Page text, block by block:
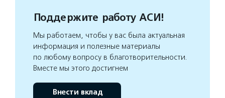
Поддержите работу АСИ!
Мы работаем, чтобы у вас была актуальная
информация и полезные материалы
по любому вопросу в благотворительности.
Вместе мы этого достигнем
Внести вклад